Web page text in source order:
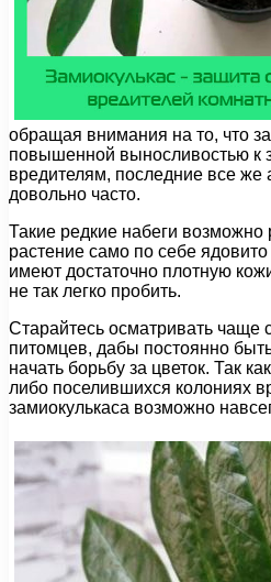
обращая внимания на то, что
повышенной выносливостью к
вредителям, последние все же
довольно часто.
Такие редкие набеги возможно
растение само по себе ядовито
имеют достаточно плотную
не так легко пробить.
Старайтесь осматривать чаще
питомцев, дабы постоянно
начать борьбу за цветок. Так
либо поселившихся колониях
замиокулькаса возможно